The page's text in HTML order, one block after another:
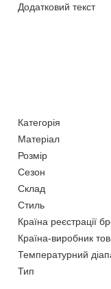
Додатковий текст
Категорія
Матеріал
Розмір
Сезон
Склад
Стиль
Країна реєстрації
Країна-виробник
Температурний
Тип